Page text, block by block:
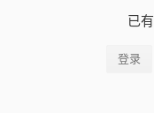
已有
登录